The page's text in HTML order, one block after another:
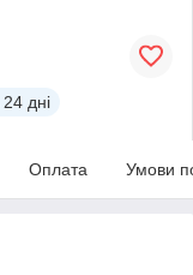
24 дні
Оплата Умови